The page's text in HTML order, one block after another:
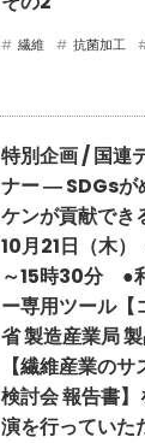
繊維 抗菌加工
特別企画 / 国
ナー ― SDGsが
ケンが貢献で
10月21日（木
～15時30分 ●
ー専用ツール
省 製造産業局
【繊維産業の
検討会 報告書
演を行っていた